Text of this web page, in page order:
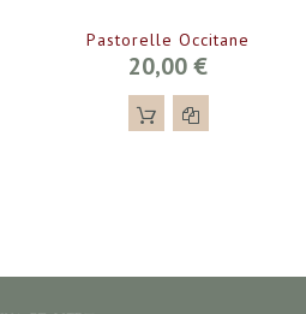
Pastorelle Occitane
20,00 €